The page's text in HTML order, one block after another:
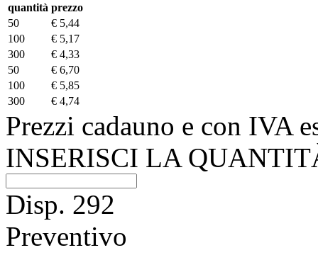
quantità prezzo
50
€ 5,44
100
€ 5,17
300
€ 4,33
50
€ 6,70
100
€ 5,85
300
€ 4,74
Prezzi cadauno e con IVA
INSERISCI LA
Disp. 292
Preventivo